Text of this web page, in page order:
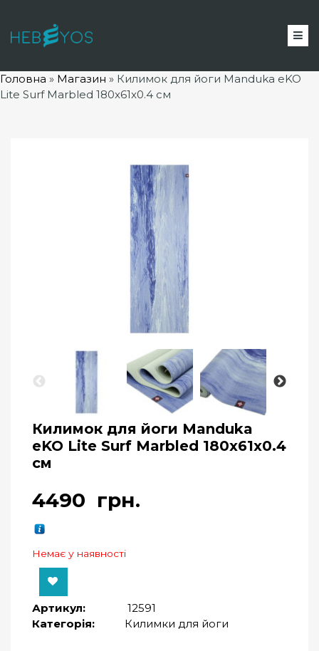
Головна » Магазин » Килимок для йоги Manduka eKO
Lite Surf Marbled 180x61x0.4 см
Килимок для йоги Manduka
eKO Lite Surf Marbled 180x61x0.4
см
4490 грн.
Немає у наявності
Артикул:
12591
Категорія:
Килимки для йоги